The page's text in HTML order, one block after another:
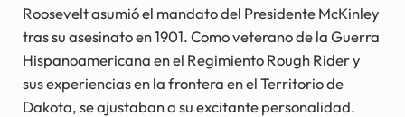
Roosevelt asumió el mandato del Presidente McKinley
tras su asesinato en 1901. Como veterano de la Guerra
Hispanoamericana en el Regimiento Rough Rider y
sus experiencias en la frontera en el Territorio de
Dakota, se ajustaban a su excitante personalidad.